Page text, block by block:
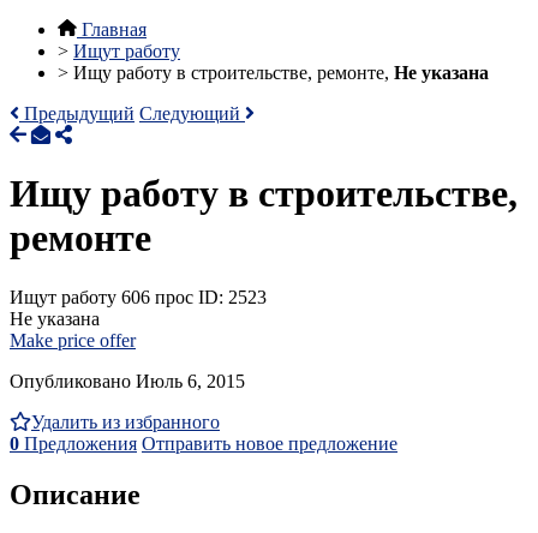
Главная
> Ищут работу
> Ищу работу в строительстве, ремонте, Не указана
Предыдущий Следующий
Ищу работу в строительстве,
ремонте
Ищут работу 606 прос ID: 2523
Не указана
Make price offer
Опубликовано Июль 6, 2015
Удалить из избранного
0 Предложения Отправить новое предложение
Описание